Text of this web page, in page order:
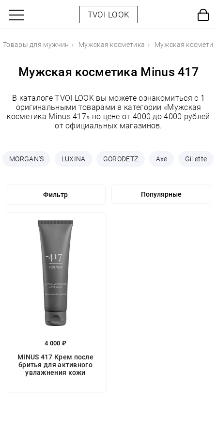
TVOI LOOK
Товары для мужчин Мужская косметика Мужская
Мужская косметика Minus 417
В каталоге TVOI LOOK вы можете ознакомиться с 1
оригинальными товарами в категории «Мужская
косметика Minus 417» по цене от 4000 до 4000 рублей
от официальных магазинов.
MORGAN'S LUXINA GORODETZ Axe Gillette
Фильтр
4 000 ₽
MINUS 417 Крем после
бритья для активного
увлажнения кожи